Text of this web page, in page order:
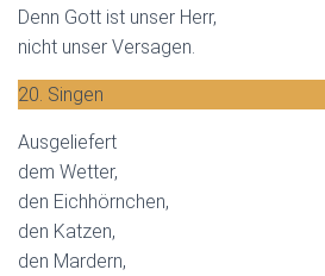
Denn Gott ist unser Herr,
nicht unser Versagen.
20. Singen
Ausgeliefert
dem Wetter,
den Eichhörnchen,
den Katzen,
den Mardern,